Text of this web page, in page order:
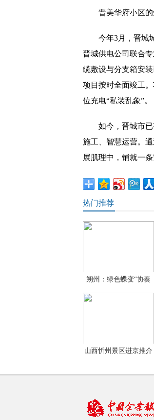
晋美华府小区
今年3月，晋城
晋城供电公司联合
缆敷设与分支箱安
项目按时全面竣工
位充电“私装乱象”。
如今，晋城市
施工、智慧运营。
展肌理中，铺就一
热门推荐
朔州：绿色蝶变“协奏
曲”
山西忻州景区进京推介